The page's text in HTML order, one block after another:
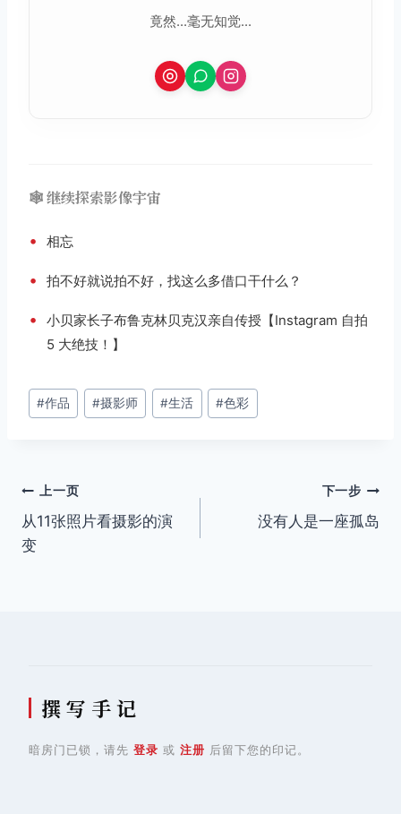
竟然...毫无知觉...
🕸️ 继续探索影像宇宙
• 相忘
• 拍不好就说拍不好，找这么多借口干什么？
•
小贝家长子布鲁克林贝克汉亲自传授【Instagram 自拍
5 大绝技！】
文
章
#作品 #摄影师 #生活 #色彩
文
章
上一页
从11张照片看摄影的演
变
下一步
没有人是一座孤岛
撰 写 手 记
暗房门已锁，请先 登录 或 注册 后留下您的印记。